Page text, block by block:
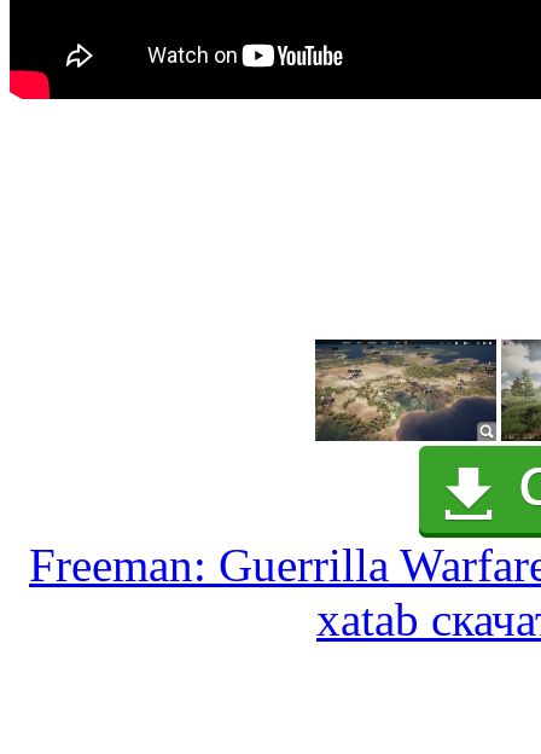
Freeman: Guerrilla
xatab